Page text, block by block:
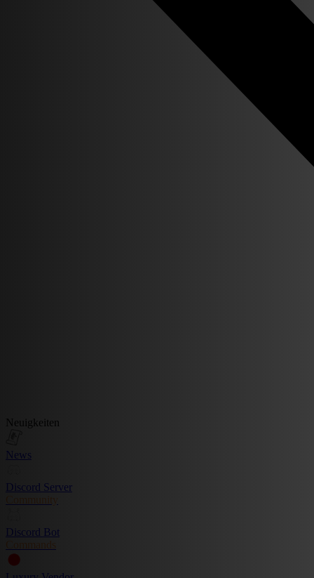
Neuigkeiten
News
Discord Server
Community
Discord Bot